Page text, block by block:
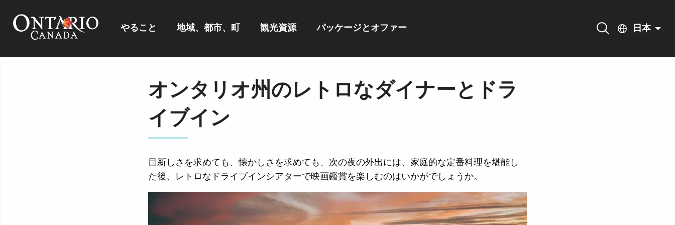
やること 地域、都市、町 観光資源 パッケージとオファー 日本
オンタリオ州のレトロなダイナーとドラ
イブイン
目新しさを求めても、懐かしさを求めても、次の夜の外出には、家庭的な定番料理を堪能し
た後、レトロなドライブインシアターで映画鑑賞を楽しむのはいかがでしょうか。